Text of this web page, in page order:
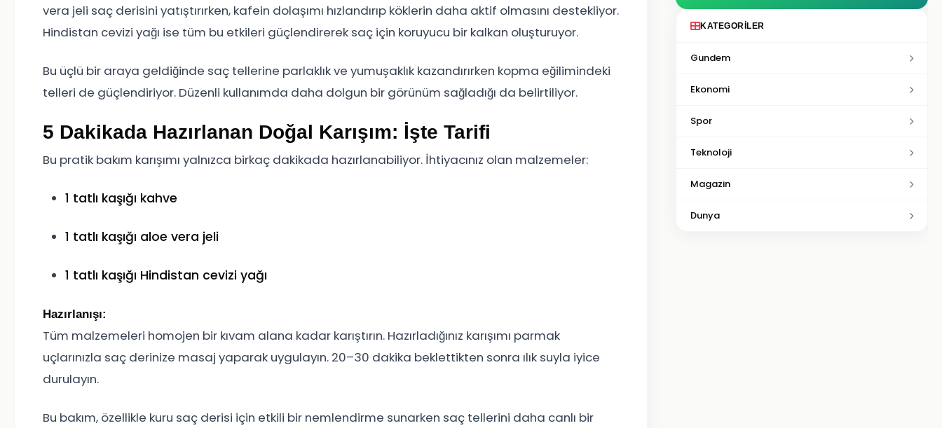
vera jeli saç derisini yatıştırırken, kafein dolaşımı hızlandırıp köklerin daha aktif olmasını destekliyor.
Hindistan cevizi yağı ise tüm bu etkileri güçlendirerek saç için koruyucu bir kalkan oluşturuyor.
Bu üçlü bir araya geldiğinde saç tellerine parlaklık ve yumuşaklık kazandırırken kopma eğilimindeki
telleri de güçlendiriyor. Düzenli kullanımda daha dolgun bir görünüm sağladığı da belirtiliyor.
5 Dakikada Hazırlanan Doğal Karışım: İşte Tarifi
Bu pratik bakım karışımı yalnızca birkaç dakikada hazırlanabiliyor. İhtiyacınız olan malzemeler:
1 tatlı kaşığı kahve
1 tatlı kaşığı aloe vera jeli
1 tatlı kaşığı Hindistan cevizi yağı
Hazırlanışı:
Tüm malzemeleri homojen bir kıvam alana kadar karıştırın. Hazırladığınız karışımı parmak
uçlarınızla saç derinize masaj yaparak uygulayın. 20–30 dakika beklettikten sonra ılık suyla iyice
durulayın.
Bu bakım, özellikle kuru saç derisi için etkili bir nemlendirme sunarken saç tellerini daha canlı bir
KATEGORILER
Gundem
Ekonomi
Spor
Teknoloji
Magazin
Dunya